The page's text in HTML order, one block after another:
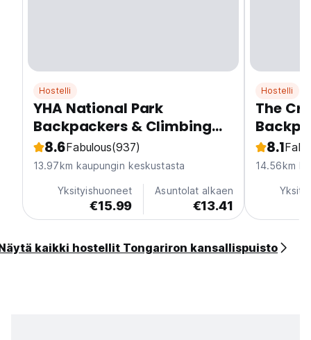
Hostelli
YHA National Park
Backpackers & Climbing
Wall
8.6Fabulous(937)
13.97km kaupungin keskustasta
Yksityishuoneet
€15.99
Asuntolat alkaen
€13.41
Hostelli
The
8.1
14.56km
kaikki hostellit Tongariron kansallispuisto